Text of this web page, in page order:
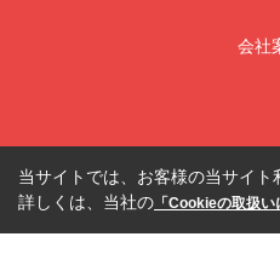
会社
当サイトでは、お客様の当サイ
詳しくは、当社の 「Cookieの取扱い